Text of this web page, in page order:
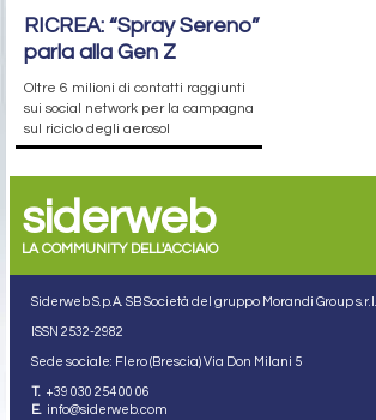
RICREA: “Spray Sereno”
parla alla Gen Z
Oltre 6 milioni di contatti raggiunti
sui social network per la campagna
sul riciclo degli aerosol
siderweb
LA COMMUNITY DELL'ACCIAIO
Siderweb S.p.A. SB Società del gruppo Morandi Group s.r.l.
ISSN 2532-2982
Sede sociale: Flero (Brescia) Via Don Milani 5
T. +39 030 254 00 06
E. info@siderweb.com